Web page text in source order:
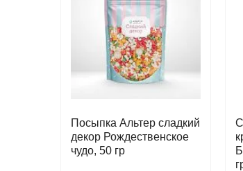
Посыпка Альтер сладкий
декор Рождественское
чудо, 50 гр